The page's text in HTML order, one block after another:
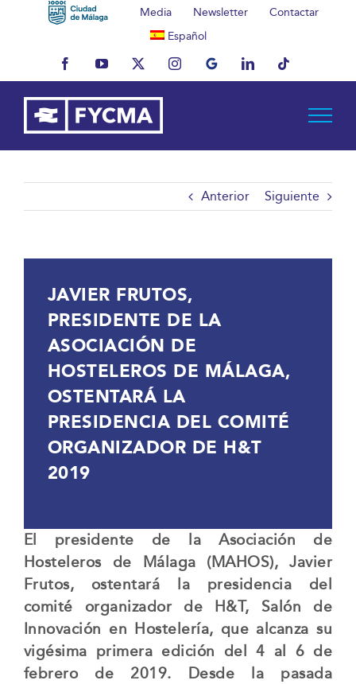
Media Newsletter
Contactar
Español
FacebookYouTubeX InstagramMyBusinessLinkedInTiktok
Anterior Siguiente
JAVIER FRUTOS,
PRESIDENTE DE LA
ASOCIACIÓN DE
HOSTELEROS DE MÁLAGA,
OSTENTARÁ LA
PRESIDENCIA DEL COMITÉ
ORGANIZADOR DE H&T
2019
El presidente de la Asociación de
Hosteleros de Málaga (MAHOS), Javier
Frutos, ostentará la presidencia del
comité organizador de H&T, Salón de
Innovación en Hostelería, que alcanza su
vigésima primera edición del 4 al 6 de
febrero de 2019. Desde la pasada